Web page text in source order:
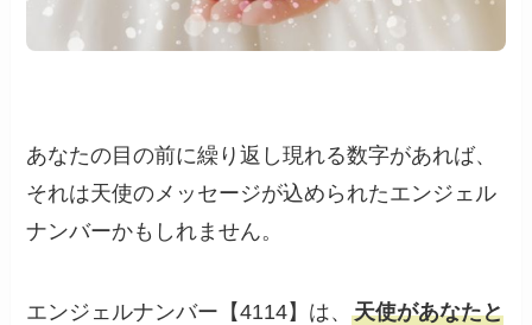
あなたの目の前に繰り返し現れる数字があれば、
それは天使のメッセージが込められたエンジェル
ナンバーかもしれません。
エンジェルナンバー【4114】は、天使があなたと